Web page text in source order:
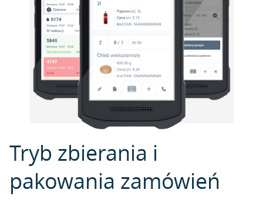
Tryb zbierania i
pakowania zamówień